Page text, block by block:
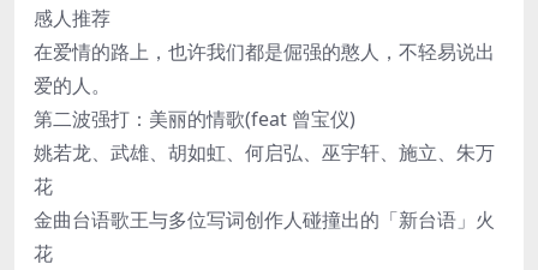
感人推荐
在爱情的路上，也许我们都是倔强的憨人，不轻易说出
爱的人。
第二波强打：美丽的情歌(feat 曾宝仪)
姚若龙、武雄、胡如虹、何启弘、巫宇轩、施立、朱万
花
金曲台语歌王与多位写词创作人碰撞出的「新台语」火
花